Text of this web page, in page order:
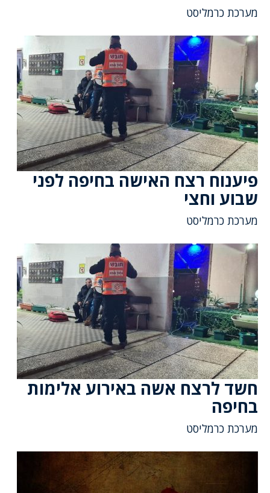
מערכת כרמליסט
פיענוח רצח האישה בחיפה לפני
שבוע וחצי
מערכת כרמליסט
חשד לרצח אשה באירוע אלימות
בחיפה
מערכת כרמליסט